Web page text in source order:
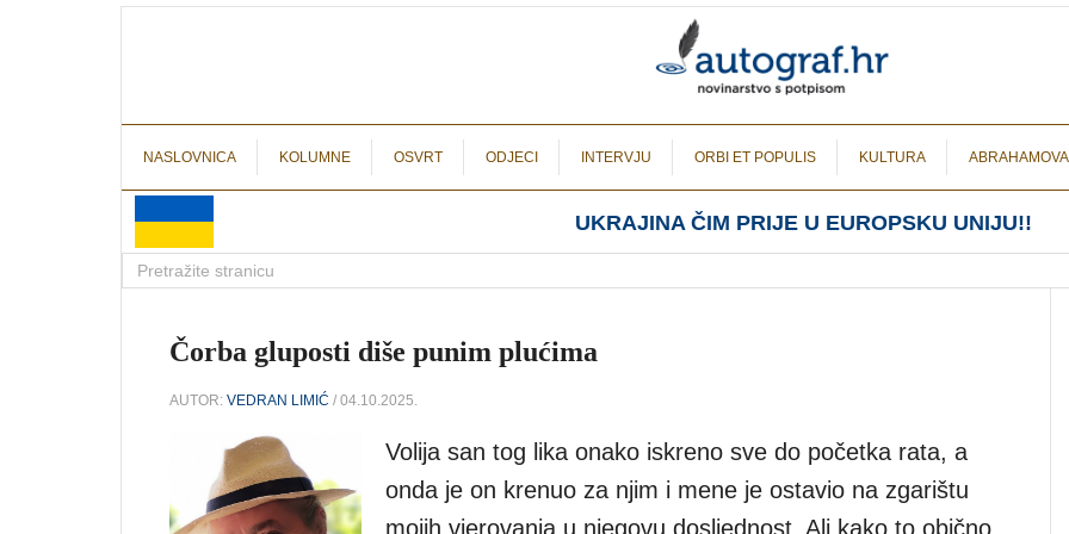
NASLOVNICA KOLUMNE OSVRT ODJECI INTERVJU ORBI ET POPULIS KULTURA
UKRAJINA ČIM PRIJE U EUROPSKU UNIJU!!
Čorba gluposti diše punim plućima
AUTOR: VEDRAN LIMIĆ / 04.10.2025.
Volija san tog lika onako iskreno sve do početka rata, a
onda je on krenuo za njim i mene je ostavio na zgarištu
mojih vjerovanja u njegovu dosljednost. Ali kako to obično